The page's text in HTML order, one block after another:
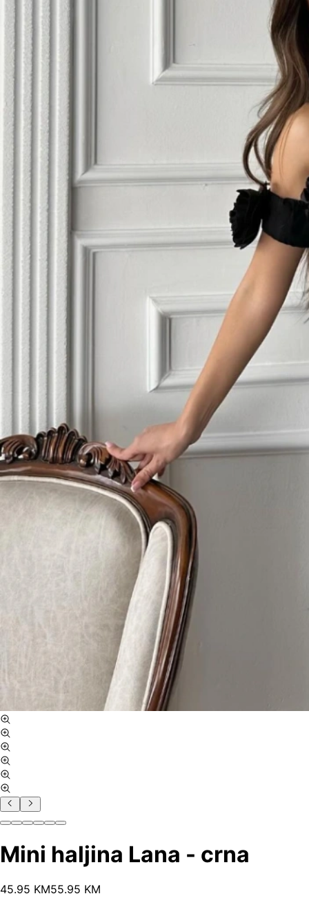
Mini haljina Lana - crna
45.95 KM55.95 KM